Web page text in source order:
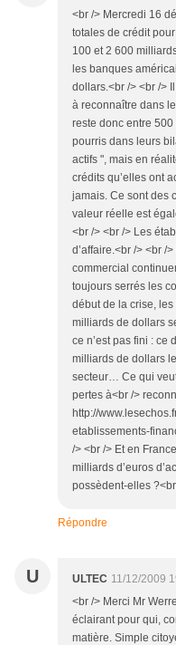
<br /> Mercredi 16
totales de crédit
100 et 2 600
les banques
dollars.<br /> <br />
à reconnaître dans
reste donc entre
pourris dans leurs
actifs ", mais en
crédits qu’elles ont
jamais. Ce sont des
valeur réelle est
<br /> <br /> Les
d’affaire.<br /> <br /
commercial
toujours serrés les
début de la crise,
milliards de dollars
ce n’est pas fini : ce
milliards de dollars
secteur… Ce qui
pertes à<br />
http://
etablissements-
/> <br /> Et en
milliards d’euros
possèdent-elles
Répondre
U ULTEC 11/12/2009
<br /> Merci Mr
éclairant pour qui,
matière. Simple